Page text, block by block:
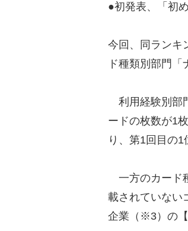
●初発表、「初
今回、同ランキ
ド種類別部門「
利用経験別部
ードの枚数が1
り、第1回目の
一方のカード
載されていない
企業（※3）の【